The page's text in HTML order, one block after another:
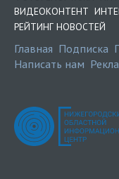
ВИДЕОКОНТЕНТ
РЕЙТИНГ НОВОСТЕЙ
Главная Подписка
Написать нам